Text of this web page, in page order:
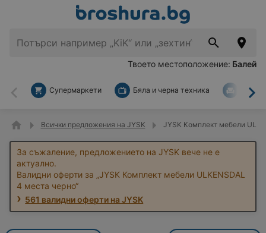
Твоето местоположение: Балей
Назад
Супермаркети Бяла и черна техника За
Всички предложения на JYSK JYSK Комплект мебели
За съжаление, предложението на JYSK вече не е
актуално.
Валидни оферти за „JYSK Комплект мебели ULKENSDAL
4 места черно“
561 валидни оферти на JYSK